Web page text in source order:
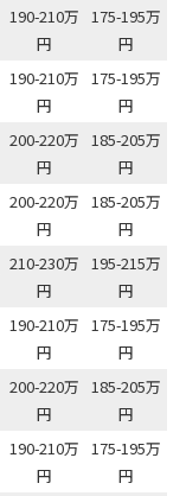
190-210万
円
175-195万
円
190-210万
円
175-195万
円
200-220万
円
185-205万
円
200-220万
円
185-205万
円
210-230万
円
195-215万
円
190-210万
円
175-195万
円
200-220万
円
185-205万
円
190-210万
円
175-195万
円